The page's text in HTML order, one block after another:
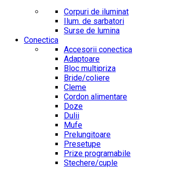
Corpuri de iluminat
Ilum. de sarbatori
Surse de lumina
Conectica
Accesorii conectica
Adaptoare
Bloc multipriza
Bride/coliere
Cleme
Cordon alimentare
Doze
Dulii
Mufe
Prelungitoare
Presetupe
Prize programabile
Stechere/cuple